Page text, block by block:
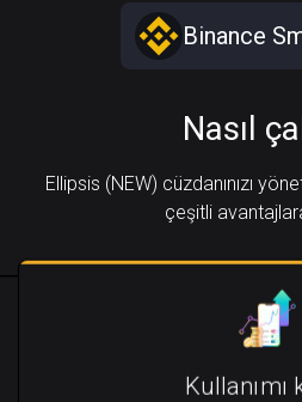
Binance
Nasıl
Ellipsis (NEW) cüzdanınızı
çeşitli
Kullanımı